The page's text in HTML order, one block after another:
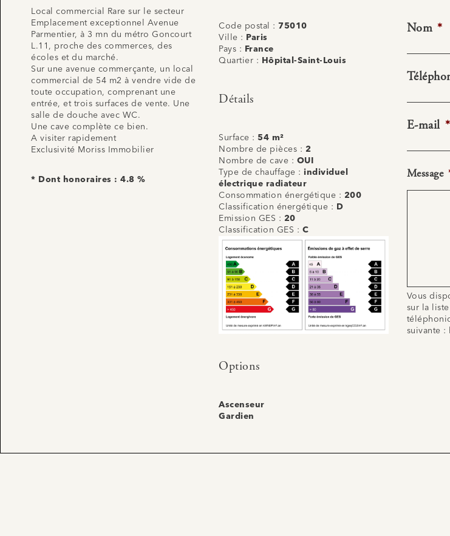
Local commercial Rare sur le secteur
Emplacement exceptionnel Avenue
Parmentier, à 3 mn du métro Goncourt
L.11, proche des commerces, des
écoles et du marché.
Sur une avenue commerçante, un local
commercial de 54 m2 à vendre vide de
toute occupation, comprenant une
entrée, et trois surfaces de vente. Une
salle de douche avec WC.
Une cave complète ce bien.
A visiter rapidement
Exclusivité Moriss Immobilier
* Dont honoraires : 4.8 %
Code postal : 75010
Ville :
Paris
Pays :
France
Quartier :
Hôpital-Saint-Louis
Détails
Surface :54 m²
Nombre de pièces : 2
Nombre de cave : OUI
Type de chauffage : individuel
électrique radiateur
Consommation énergétique : 200
Classification énergétique :
D
Emission GES : 20
Classification GES : C
Options
Ascenseur
Gardien
Nom *
E-mail *
Message
Vous
sur la
suivante :